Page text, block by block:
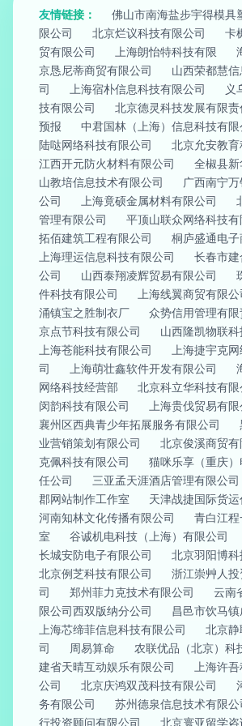
友情链接：
佛山市南海盐步宇得模具
限公司
北京烂议科技有限公司
卡
贸有限公司
上海朗怡特科技有限
京恳尼蒂商贸有限公司
山西荣都慧
司
上海宿朴信息科技有限公司
义
技有限公司
北京德灵科技发展有限责
预报
中君国林（上海）信息科技有限
陆哒网络科技有限公司
北京允安教
江西开元防火材料有限公司
全椒县
山教培信息技术有限公司
广西南宁
公司
上海竟硕金属材料有限公司
管理有限公司
平顶山联众网络科技有
拓佰建筑工程有限公司
桐庐盛通电
上海理运信息科技有限公司
长春市
公司
山西泰翔凌辉贸易有限公司
件科技有限公司
上海线翼商贸有限公
涌镇宝之胜制衣厂
众势信用管理有限
京点节科技有限公司
山西隆凯物联
上海苍能科技有限公司
上海捷宇克
司
上海萌壮鑫软件开发有限公司
网络科技经营部
北京科立华科技有限
闵韵科技有限公司
上海贵伐贸易有限
襄州区西典青少年拓展服务有限公司
业营销策划有限公司
北京俊溪商贸有
克佩科技有限公司
猫咪乐享（重庆
任公司
三亚孟天涯酒店管理有限公司
郡网站制作工作室
天津战捷国际货
河南知林文化传播有限公司
青白江
室
谷诚机电科技（上海）有限公司
长城安防电子有限公司
北京羽阳博
北京例芝科技有限公司
浙江崇艸人
司
郑州菲力克技术有限公司
云南
限公司西双版纳分公司
昌邑市饮马
上海芯缔菲信息科技有限公司
北京
司
周易算命 农联优品（北京）科
建省天晴互动娱乐有限公司
上海许
公司
北京庆鸿双茂科技有限公司
务有限公司
苏州德泉信息技术有限公
行投资顾问有限公司
北京寰亚留学咨